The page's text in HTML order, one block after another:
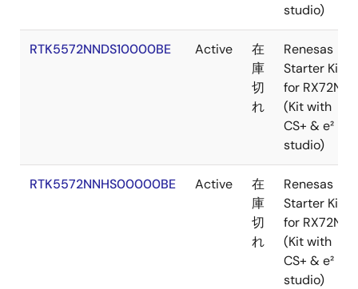
studio)
RTK5572NNDS10000BE Active
在
庫
切
れ
Renesas
Starter Kit+
for RX72N
(Kit with
CS+ & e²
studio)
RTK5572NNHS00000BE Active
在
庫
切
れ
Renesas
Starter Kit+
for RX72N
(Kit with
CS+ & e²
studio)